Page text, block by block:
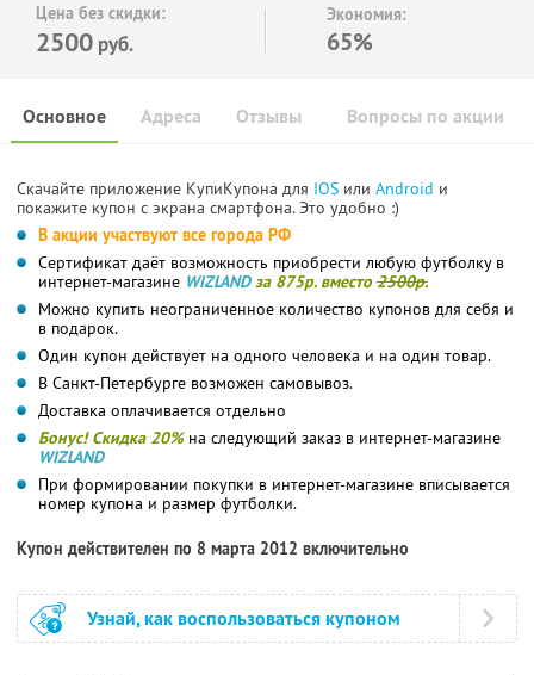
Цена без скидки:
2500 руб.
Экономия:
65%
Основное Отзывы Вопросы по акции
Адреса
Скачайте приложение КупиКупона для IOS или Android и
покажите купон с экрана смартфона. Это удобно :)
В акции участвуют все города РФ
Сертификат даёт возможность приобрести любую футболку в
интернет-магазине WIZLAND за 875р. вместо 2500р.
Можно купить неограниченное количество купонов для себя и
в подарок.
Один купон действует на одного человека и на один товар.
В Санкт-Петербурге возможен самовывоз.
Доставка оплачивается отдельно
Бонус! Скидка 20%на следующий заказ в интернет-магазине
WIZLAND
При формировании покупки в интернет-магазине вписывается
номер купона и размер футболки.
Купон действителен по 8 марта 2012 включительно
Узнай, как воспользоваться купоном